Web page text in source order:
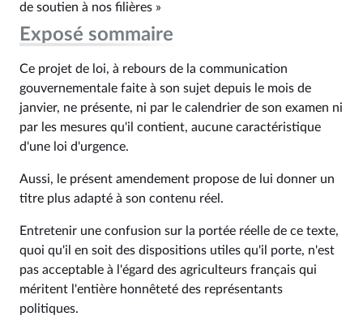
de soutien à nos filières »
Exposé sommaire
Ce projet de loi, à rebours de la communication
gouvernementale faite à son sujet depuis le mois de
janvier, ne présente, ni par le calendrier de son examen ni
par les mesures qu'il contient, aucune caractéristique
d'une loi d'urgence.
Aussi, le présent amendement propose de lui donner un
titre plus adapté à son contenu réel.
Entretenir une confusion sur la portée réelle de ce texte,
quoi qu'il en soit des dispositions utiles qu'il porte, n'est
pas acceptable à l'égard des agriculteurs français qui
méritent l'entière honnêteté des représentants
politiques.